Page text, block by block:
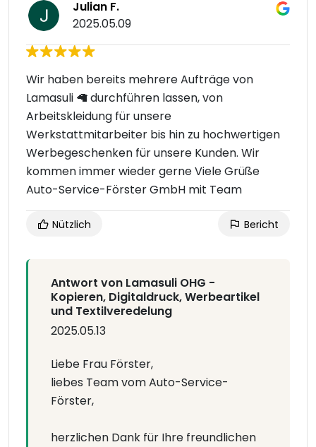
Julian F.
2025.05.09
Wir haben bereits mehrere Aufträge von
Lamasuli 🦙 durchführen lassen, von
Arbeitskleidung für unsere
Werkstattmitarbeiter bis hin zu hochwertigen
Werbegeschenken für unsere Kunden. Wir
kommen immer wieder gerne Viele Grüße
Auto-Service-Förster GmbH mit Team
Nützlich Bericht
Antwort von Lamasuli OHG -
Kopieren, Digitaldruck, Werbeartikel
und Textilveredelung
2025.05.13
Liebe Frau Förster,
liebes Team vom Auto-Service-
Förster,
herzlichen Dank für Ihre freundlichen